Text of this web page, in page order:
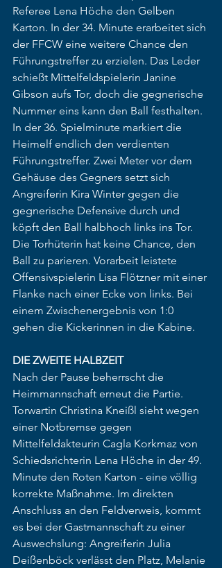
Referee Lena Höche den Gelben
Karton. In der 34. Minute erarbeitet sich
der FFCW eine weitere Chance den
Führungstreffer zu erzielen. Das Leder
schießt Mittelfeldspielerin Janine
Gibson aufs Tor, doch die gegnerische
Nummer eins kann den Ball festhalten.
In der 36. Spielminute markiert die
Heimelf endlich den verdienten
Führungstreffer. Zwei Meter vor dem
Gehäuse des Gegners setzt sich
Angreiferin Kira Winter gegen die
gegnerische Defensive durch und
köpft den Ball halbhoch links ins Tor.
Die Torhüterin hat keine Chance, den
Ball zu parieren. Vorarbeit leistete
Offensivspielerin Lisa Flötzner mit einer
Flanke nach einer Ecke von links. Bei
einem Zwischenergebnis von 1:0
gehen die Kickerinnen in die Kabine.
DIE ZWEITE HALBZEIT
Nach der Pause beherrscht die
Heimmannschaft erneut die Partie.
Torwartin Christina Kneißl sieht wegen
einer Notbremse gegen
Mittelfeldakteurin Cagla Korkmaz von
Schiedsrichterin Lena Höche in der 49.
Minute den Roten Karton - eine völlig
korrekte Maßnahme. Im direkten
Anschluss an den Feldverweis, kommt
es bei der Gastmannschaft zu einer
Auswechslung: Angreiferin Julia
Deißenböck verlässt den Platz, Melanie